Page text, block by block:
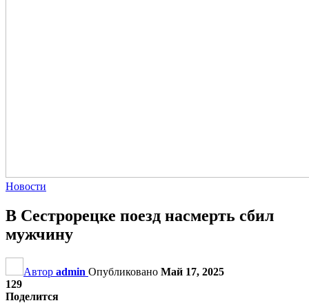
Новости
В Сестрорецке поезд насмерть сбил
мужчину
Автор admin Опубликовано Май 17, 2025
129
Поделится